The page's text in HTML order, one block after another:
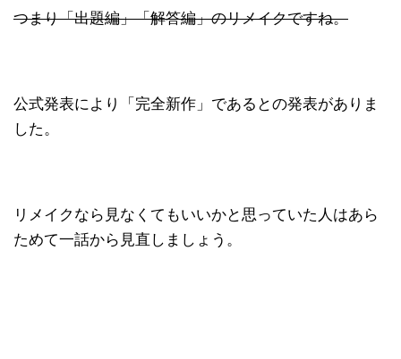
つまり「出題編」「解答編」のリメイクですね。
公式発表により「完全新作」であるとの発表がありま
した。
リメイクなら見なくてもいいかと思っていた人はあら
ためて一話から見直しましょう。